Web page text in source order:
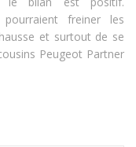
freiner les
et surtout de se
Peugeot Partner